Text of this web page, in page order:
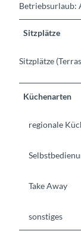
Betriebsurlaub:
Sitzplätze
Sitzplätze
Küchenarten
regionale
Take Away
sonstiges